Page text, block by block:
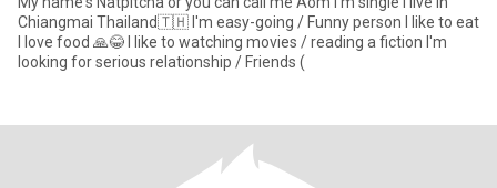
Chiangmai Thailand🇹🇭 I'm easy-going / Funny person I like to eat
I love food 🙏😂 I like to watching movies / reading a fiction I'm
looking for serious relationship / Friends (